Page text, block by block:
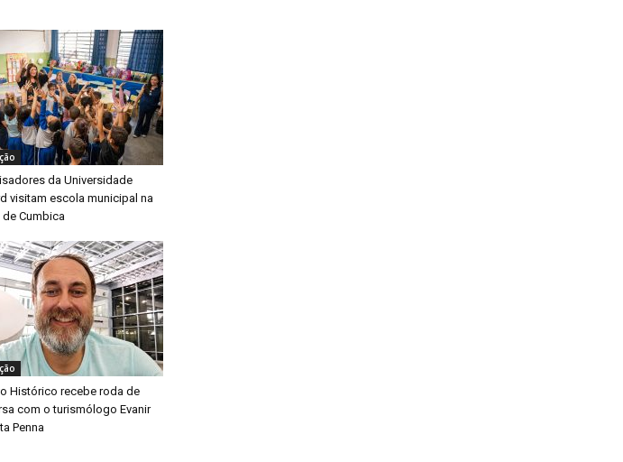
da Universidade
visitam escola municipal na
Cumbica
Histórico recebe roda de
com o turismólogo Evanir
Penna